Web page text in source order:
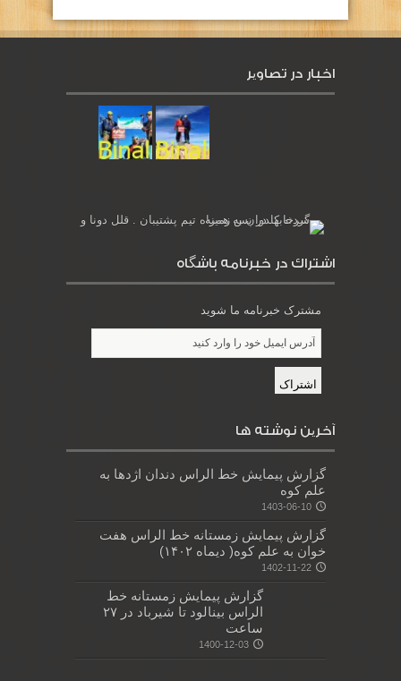
اخبار در تصاویر
اشتراك در خبرنامه باشگاه
مشترک خبرنامه ما شوید
آخرین نوشته ها
گزارش پیمایش خط الراس دندان اژدها به
علم کوه
1403-06-10
گزارش پیمایش زمستانه خط الراس هفت
خوان به علم کوه( دیماه ۱۴۰۲)
1402-11-22
گزارش پیمایش زمستانه خط
الراس بینالود تا شیرباد در ۲۷
ساعت
1400-12-03